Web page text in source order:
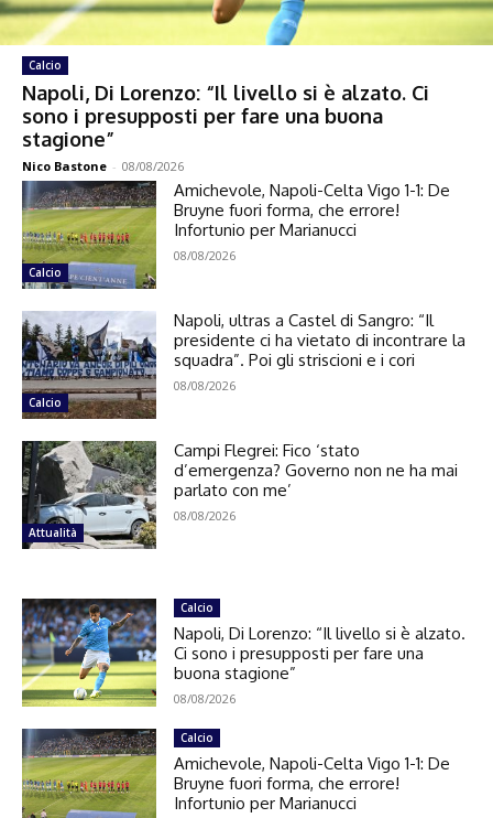
Calcio
Napoli, Di Lorenzo: “Il livello si è alzato. Ci
sono i presupposti per fare una buona
stagione”
Nico Bastone - 08/08/2026
Calcio
Amichevole, Napoli-Celta Vigo 1-1: De
Bruyne fuori forma, che errore!
Infortunio per Marianucci
08/08/2026
Calcio
Napoli, ultras a Castel di Sangro: “Il
presidente ci ha vietato di incontrare la
squadra”. Poi gli striscioni e i cori
08/08/2026
Attualità
Campi Flegrei: Fico ‘stato
d’emergenza? Governo non ne ha mai
parlato con me’
08/08/2026
Calcio
Napoli, Di Lorenzo: “Il livello si è alzato.
Ci sono i presupposti per fare una
buona stagione”
08/08/2026
Calcio
Amichevole, Napoli-Celta Vigo 1-1: De
Bruyne fuori forma, che errore!
Infortunio per Marianucci